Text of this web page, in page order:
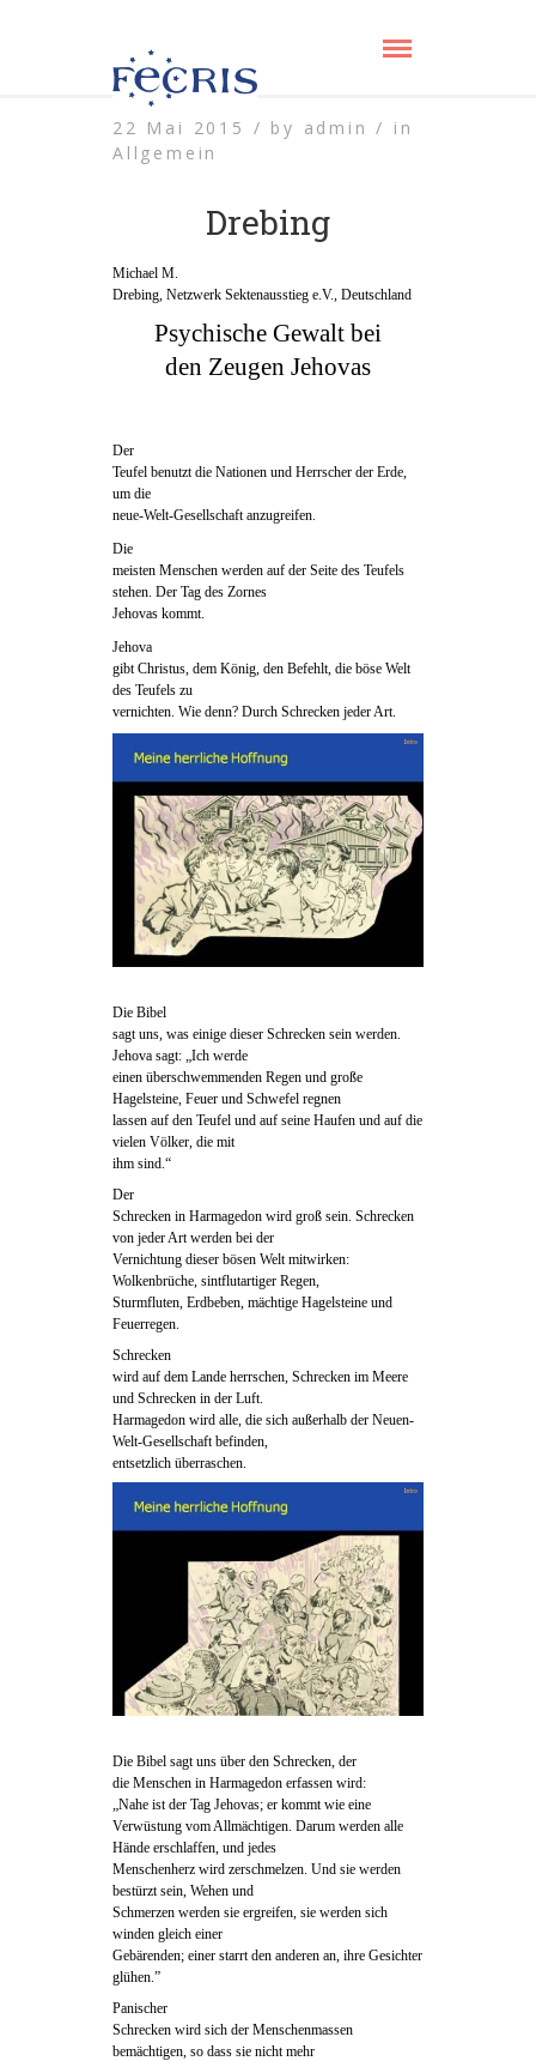
22 Mai 2015 / by admin / in
Allgemein
Drebing
Michael M.
Drebing, Netzwerk Sektenausstieg e.V., Deutschland
Psychische Gewalt bei
den Zeugen Jehovas
Der
Teufel benutzt die Nationen und Herrscher der Erde,
um die
neue-Welt-Gesellschaft anzugreifen.
Die
meisten Menschen werden auf der Seite des Teufels
stehen. Der Tag des Zornes
Jehovas kommt.
Jehova
gibt Christus, dem König, den Befehlt, die böse Welt
des Teufels zu
vernichten. Wie denn? Durch Schrecken jeder Art.
Die Bibel
sagt uns, was einige dieser Schrecken sein werden.
Jehova sagt: „Ich werde
einen überschwemmenden Regen und große
Hagelsteine, Feuer und Schwefel regnen
lassen auf den Teufel und auf seine Haufen und auf die
vielen Völker, die mit
ihm sind.“
Der
Schrecken in Harmagedon wird groß sein. Schrecken
von jeder Art werden bei der
Vernichtung dieser bösen Welt mitwirken:
Wolkenbrüche, sintflutartiger Regen,
Sturmfluten, Erdbeben, mächtige Hagelsteine und
Feuerregen.
Schrecken
wird auf dem Lande herrschen, Schrecken im Meere
und Schrecken in der Luft.
Harmagedon wird alle, die sich außerhalb der Neuen-
Welt-Gesellschaft befinden,
entsetzlich überraschen.
Die Bibel sagt uns über den Schrecken, der
die Menschen in Harmagedon erfassen wird:
„Nahe ist der Tag Jehovas; er kommt wie eine
Verwüstung vom Allmächtigen. Darum werden alle
Hände erschlaffen, und jedes
Menschenherz wird zerschmelzen. Und sie werden
bestürzt sein, Wehen und
Schmerzen werden sie ergreifen, sie werden sich
winden gleich einer
Gebärenden; einer starrt den anderen an, ihre Gesichter
glühen.”
Panischer
Schrecken wird sich der Menschenmassen
bemächtigen, so dass sie nicht mehr